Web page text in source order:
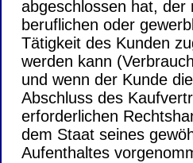
abgeschlossen hat, der
beruflichen oder
Tätigkeit des Kunden
werden kann
und wenn der Kunde
Abschluss des
erforderlichen
dem Staat seines
Aufenthaltes